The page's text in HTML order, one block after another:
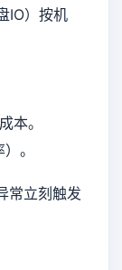
IO）按机
本。
。
常立刻触发